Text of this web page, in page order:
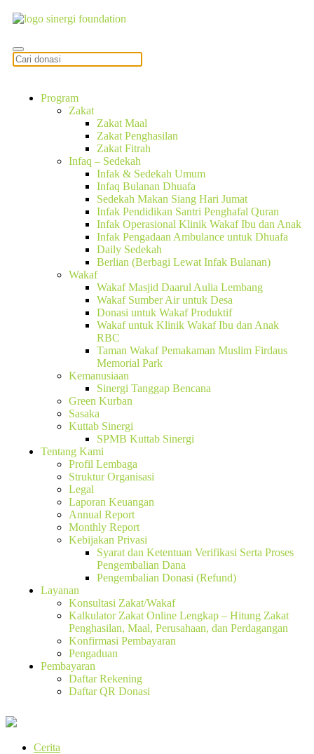
Program
Zakat
Zakat Maal
Zakat Penghasilan
Zakat Fitrah
Infaq – Sedekah
Infak & Sedekah Umum
Infaq Bulanan Dhuafa
Sedekah Makan Siang Hari Jumat
Infak Pendidikan Santri Penghafal Quran
Infak Operasional Klinik Wakaf Ibu dan Anak
Infak Pengadaan Ambulance untuk Dhuafa
Daily Sedekah
Berlian (Berbagi Lewat Infak Bulanan)
Wakaf
Wakaf Masjid Daarul Aulia Lembang
Wakaf Sumber Air untuk Desa
Donasi untuk Wakaf Produktif
Wakaf untuk Klinik Wakaf Ibu dan Anak
RBC
Taman Wakaf Pemakaman Muslim Firdaus
Memorial Park
Kemanusiaan
Sinergi Tanggap Bencana
Green Kurban
Sasaka
Kuttab Sinergi
SPMB Kuttab Sinergi
Tentang Kami
Profil Lembaga
Struktur Organisasi
Legal
Laporan Keuangan
Annual Report
Monthly Report
Kebijakan Privasi
Syarat dan Ketentuan Verifikasi Serta Proses
Pengembalian Dana
Pengembalian Donasi (Refund)
Layanan
Konsultasi Zakat/Wakaf
Kalkulator Zakat Online Lengkap – Hitung Zakat
Penghasilan, Maal, Perusahaan, dan Perdagangan
Konfirmasi Pembayaran
Pengaduan
Pembayaran
Daftar Rekening
Daftar QR Donasi
Cerita